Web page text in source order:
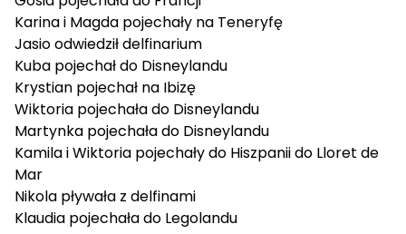
Karinai Magda pojechały na Teneryfę
Jasioodwiedził delfinarium
Kuba pojechał do Disneylandu
Krystian pojechał na Ibizę
Wiktoria pojechała do Disneylandu
Martynka pojechała do Disneylandu
KamilaiWiktoria pojechały do Hiszpanii do Lloret de
Mar
Nikola pływała z delfinami
Klaudia pojechała do Legolandu